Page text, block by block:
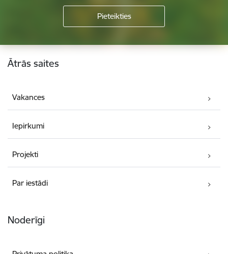
Kājene
Ātrās saites
Vakances
Iepirkumi
Projekti
Par iestādi
Noderīgi